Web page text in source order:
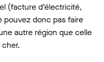
(facture d’électricité,
pouvez donc pas faire
autre région que celle